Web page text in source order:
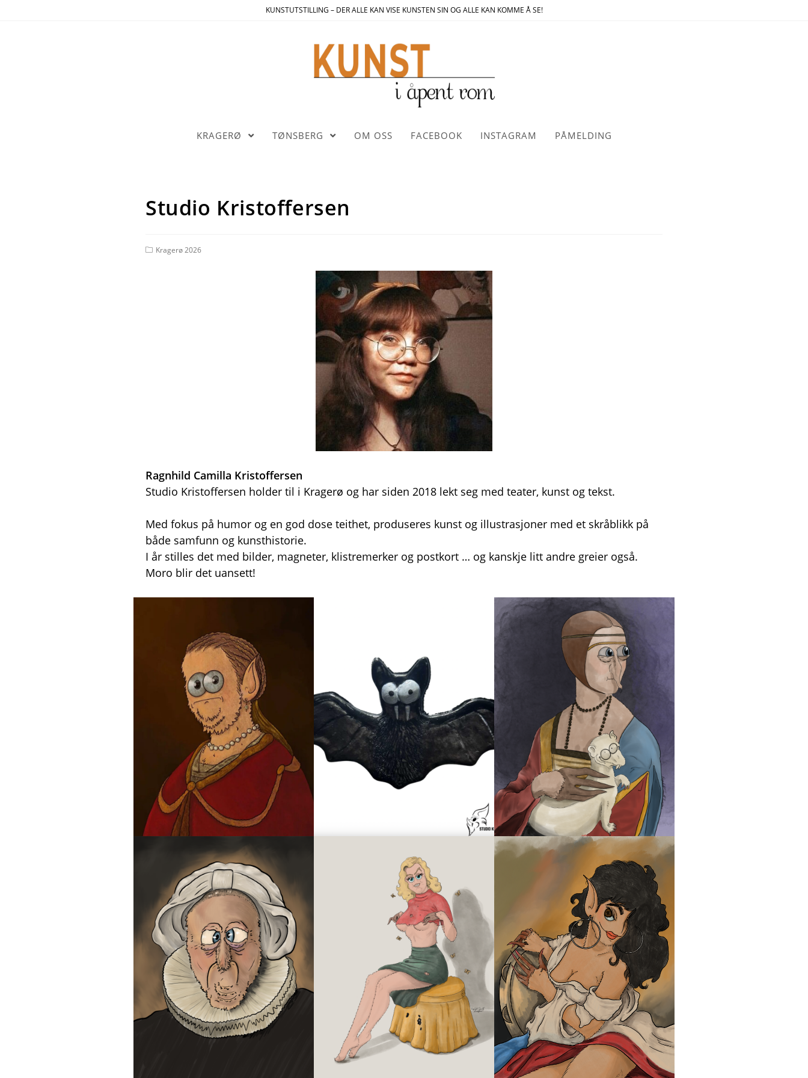
KUNSTUTSTILLING – DER ALLE KAN VISE KUNSTEN SIN OG ALLE KAN KOMME Å SE!
KRAGERØ TØNSBERG OM OSS FACEBOOK INSTAGRAM PÅMELDING
Studio Kristoffersen
Kragerø 2026
Ragnhild Camilla Kristoffersen
Studio Kristoffersen holder til i Kragerø og har siden 2018 lekt seg med teater, kunst og tekst.
Med fokus på humor og en god dose teithet, produseres kunst og illustrasjoner med et skråblikk på
både samfunn og kunsthistorie.
I år stilles det med bilder, magneter, klistremerker og postkort … og kanskje litt andre greier også.
Moro blir det uansett!